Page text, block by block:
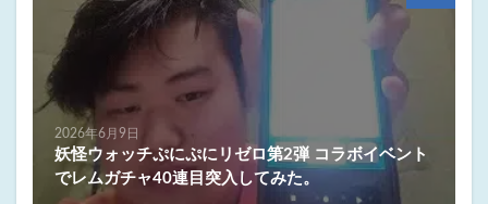
2026年6月9日
妖怪ウォッチぷにぷにリゼロ第2弾 コラボイベント
でレムガチャ40連目突入してみた。